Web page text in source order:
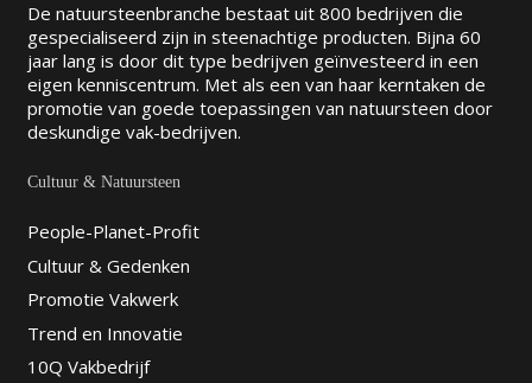
De natuursteenbranche bestaat uit 800 bedrijven die
gespecialiseerd zijn in steenachtige producten. Bijna 60
jaar lang is door dit type bedrijven geïnvesteerd in een
eigen kenniscentrum. Met als een van haar kerntaken de
promotie van goede toepassingen van natuursteen door
deskundige vak-bedrijven.
Cultuur & Natuursteen
People-Planet-Profit
Cultuur & Gedenken
Promotie Vakwerk
Trend en Innovatie
10Q Vakbedrijf